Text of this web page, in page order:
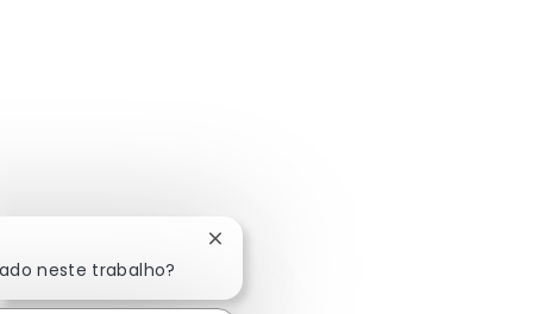
neste trabalho?
Fechar notificação de chatbot